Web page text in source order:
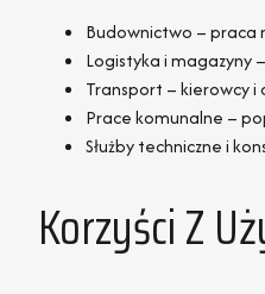
Budownictwo – praca
Logistyka i magazyny
Transport – kierowcy i
Prace komunalne –
Służby techniczne i
Korzyści Z